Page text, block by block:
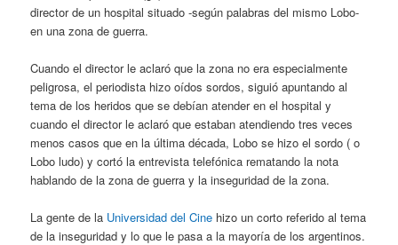
director de un hospital situado -según palabras del mismo Lobo-
en una zona de guerra.
Cuando el director le aclaró que la zona no era especialmente
peligrosa, el periodista hizo oídos sordos, siguió apuntando al
tema de los heridos que se debían atender en el hospital y
cuando el director le aclaró que estaban atendiendo tres veces
menos casos que en la última década, Lobo se hizo el sordo ( o
Lobo ludo) y cortó la entrevista telefónica rematando la nota
hablando de la zona de guerra y la inseguridad de la zona.
La gente de la Universidad del Cine hizo un corto referido al tema
de la inseguridad y lo que le pasa a la mayoría de los argentinos.